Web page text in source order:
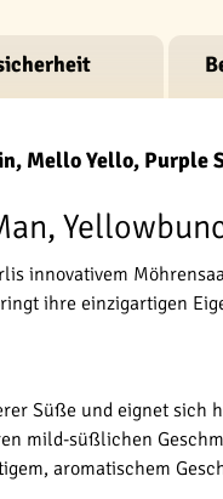
Mello Yello, Purple
innovativem
ihre einzigartigen
Süße und eignet sich
mild-süßlichen
aromatischem